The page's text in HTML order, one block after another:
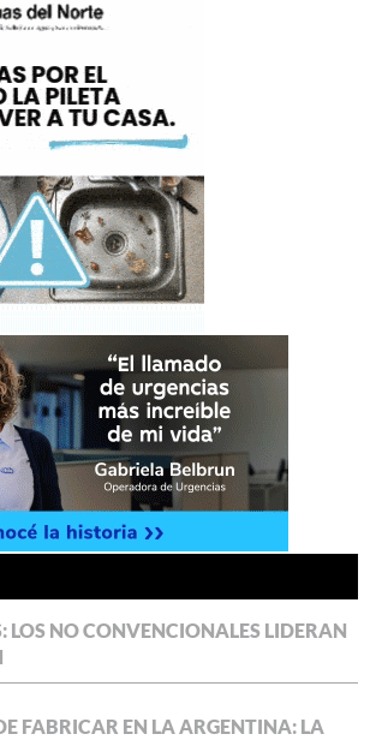
LOS NO CONVENCIONALES LIDERAN
FABRICAR EN LA ARGENTINA: LA